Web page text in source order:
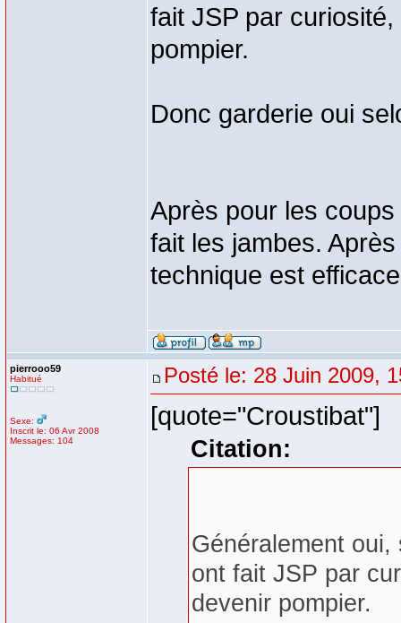
fait JSP par
pompier.
Donc garderie oui
Après pour les
fait les jambes.
technique est
pierrooo59
Habitué
Sexe:
Inscrit le: 06 Avr 2008
Messages: 104
Posté le: 28 Juin 2009,
[quote="Croustibat"]
Citation:
Généralement
ont fait JSP par
devenir pompier.